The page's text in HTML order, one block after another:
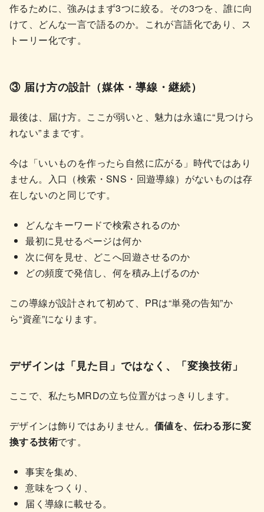
作るために、強みはまず3つに絞る。その3つを、誰に向
けて、どんな一言で語るのか。これが言語化であり、ス
トーリー化です。
③ 届け方の設計（媒体・導線・継続）
最後は、届け方。ここが弱いと、魅力は永遠に“見つけら
れない”ままです。
今は「いいものを作ったら自然に広がる」時代ではあり
ません。入口（検索・SNS・回遊導線）がないものは存
在しないのと同じです。
どんなキーワードで検索されるのか
最初に見せるページは何か
次に何を見せ、どこへ回遊させるのか
どの頻度で発信し、何を積み上げるのか
この導線が設計されて初めて、PRは“単発の告知”か
ら“資産”になります。
デザインは「見た目」ではなく、「変換技術」
ここで、私たちMRDの立ち位置がはっきりします。
デザインは飾りではありません。 価値を、伝わる形に変
換する技術です。
事実を集め、
意味をつくり、
届く導線に載せる。